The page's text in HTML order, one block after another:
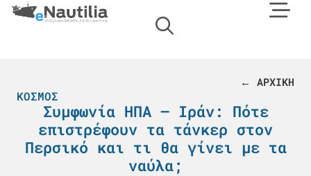
← ΑΡΧΙΚΗ
ΚΌΣΜΟΣ
Συμφωνία ΗΠΑ – Ιράν: Πότε
επιστρέφουν τα τάνκερ στον
Περσικό και τι θα γίνει με τα
ναύλα;